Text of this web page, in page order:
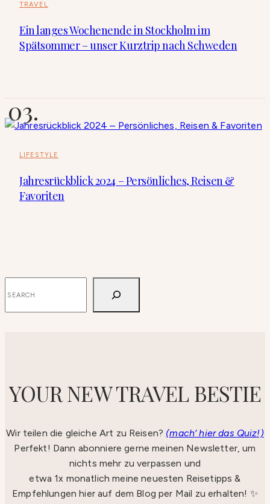
TRAVEL
Ein langes Wochenende in Stockholm im
Spätsommer – unser Kurztrip nach Schweden
LIFESTYLE
Jahresrückblick 2024 – Persönliches, Reisen &
Favoriten
YOUR NEW TRAVEL BESTIE
Wir teilen die gleiche Art zu Reisen? (mach‘ hier das Quiz!)
Perfekt! Dann abonniere gerne meinen Newsletter, um
nichts mehr zu verpassen und
etwa 1x monatlich meine neuesten Reisetipps &
Empfehlungen hier auf dem Blog per Mail zu erhalten! ✨